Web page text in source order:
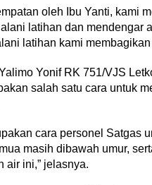
oleh Ibu Yanti, kami
latihan dan mendengar
latihan kami
Yonif RK 751/VJS
salah satu cara untuk
cara personel Satgas
masih dibawah umur,
air ini,” jelasnya.